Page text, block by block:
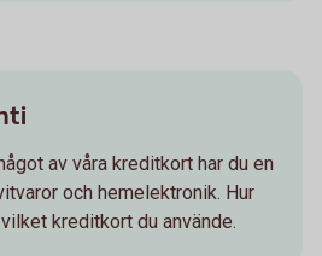
av våra kreditkort har du en
och hemelektronik. Hur
kreditkort du använde.